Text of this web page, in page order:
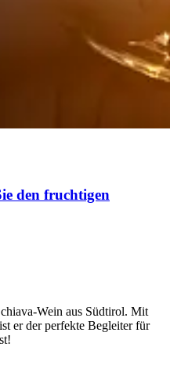
den fruchtigen
Wein aus Südtirol. Mit
er der perfekte Begleiter für